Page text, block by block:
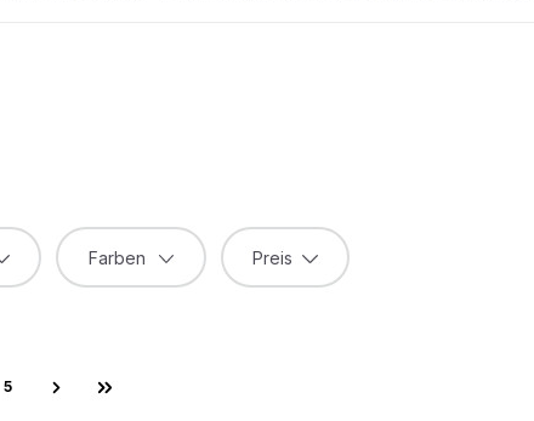
Farben Preis
Seite
5